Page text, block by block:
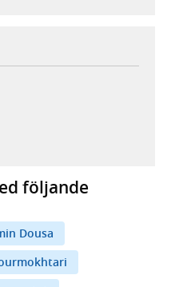
extern webbplats,
webbplats,
extern webbplats,
följande
Dousa